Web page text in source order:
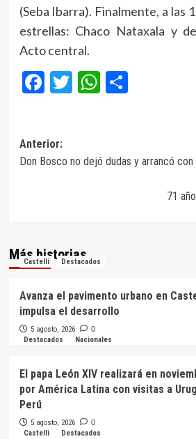
(Seba Ibarra). Finalmente, a las
estrellas: Chaco Nataxala y
Acto central.
Facebook
Twitter
WhatsApp
Navegación
de
Anterior:
Don Bosco no dejó dudas y arrancó
71
Más historias
Castelli Destacados
Avanza el pavimento urbano en
impulsa el desarrollo
5 agosto, 2026 0
Destacados Nacionales
El papa León XIV realizará en
por América Latina con visitas a
Perú
5 agosto, 2026 0
Castelli Destacados